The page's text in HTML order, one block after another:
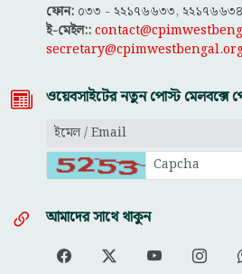
ফোন: ০৩৩ - ২২১৭৬৬৩৩, ২২১৭৬৬৩৪
ই-মেইল::
ওয়েবসাইটের নতুন পোস্ট মেলবক্সে
আমাদের সাথে থাকুন